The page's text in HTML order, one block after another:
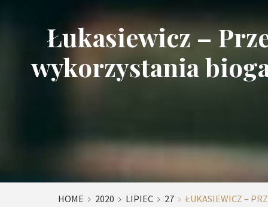
Łukasiewicz –
wykorzystania
HOME 2020 LIPIEC 27
ŁUKASIEWICZ –